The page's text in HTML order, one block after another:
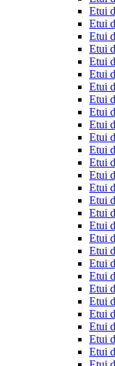
Etui
Etui
Etui
Etui
Etui
Etui
Etui
Etui
Etui
Etui
Etui
Etui
Etui
Etui
Etui
Etui
Etui
Etui
Etui
Etui
Etui
Etui
Etui
Etui
Etui
Etui
Etui
Etui